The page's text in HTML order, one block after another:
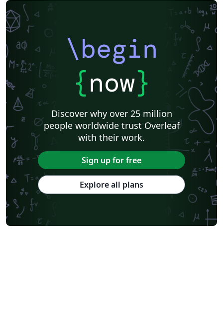
\begin
{now}
Discover why over 25 million
people worldwide trust Overleaf
with their work.
Sign up for free
Explore all plans